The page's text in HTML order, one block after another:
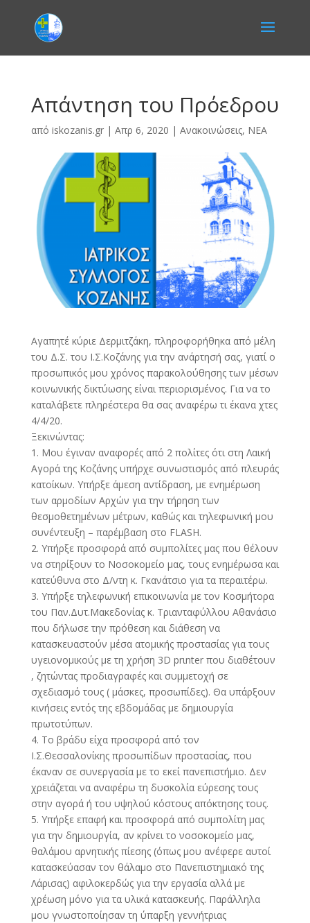
Απάντηση του Πρόεδρου
από iskozanis.gr| Απρ 6, 2020 | Ανακοινώσεις, ΝΕΑ
Αγαπητέ κύριε Δερμιτζάκη, πληροφορήθηκα από μέλη
του Δ.Σ. του Ι.Σ.Κοζάνης για την ανάρτησή σας, γιατί ο
προσωπικός μου χρόνος παρακολούθησης των μέσων
κοινωνικής δικτύωσης είναι περιορισμένος. Για να το
καταλάβετε πληρέστερα θα σας αναφέρω τι έκανα χτες
4/4/20.
Ξεκινώντας:
1. Μου έγιναν αναφορές από 2 πολίτες ότι στη Λαική
Αγορά της Κοζάνης υπήρχε συνωστισμός από πλευράς
κατοίκων. Υπήρξε άμεση αντίδραση, με ενημέρωση
των αρμοδίων Αρχών για την τήρηση των
θεσμοθετημένων μέτρων, καθώς και τηλεφωνική μου
συνέντευξη – παρέμβαση στο FLASH.
2. Υπήρξε προσφορά από συμπολίτες μας που θέλουν
να στηρίξουν το Νοσοκομείο μας, τους ενημέρωσα και
κατεύθυνα στο Δ/ντη κ. Γκανάτσιο για τα περαιτέρω.
3. Υπήρξε τηλεφωνική επικοινωνία με τον Κοσμήτορα
του Παν.Δυτ.Μακεδονίας κ. Τριανταφύλλου Αθανάσιο
που δήλωσε την πρόθεση και διάθεση να
κατασκευαστούν μέσα ατομικής προστασίας για τους
υγειονομικούς με τη χρήση 3D prιnter που διαθέτουν
, ζητώντας προδιαγραφές και συμμετοχή σε
σχεδιασμό τους ( μάσκες, προσωπίδες). Θα υπάρξουν
κινήσεις εντός της εβδομάδας με δημιουργία
πρωτοτύπων.
4. Το βράδυ είχα προσφορά από τον
Ι.Σ.Θεσσαλονίκης προσωπίδων προστασίας, που
έκαναν σε συνεργασία με το εκεί πανεπιστήμιο. Δεν
χρειάζεται να αναφέρω τη δυσκολία εύρεσης τους
στην αγορά ή του υψηλού κόστους απόκτησης τους.
5. Υπήρξε επαφή και προσφορά από συμπολίτη μας
για την δημιουργία, αν κρίνει το νοσοκομείο μας,
θαλάμου αρνητικής πίεσης (όπως μου ανέφερε αυτοί
κατασκεύασαν τον θάλαμο στο Πανεπιστημιακό της
Λάρισας) αφιλοκερδώς για την εργασία αλλά με
χρέωση μόνο για τα υλικά κατασκευής. Παράλληλα
μου γνωστοποίησαν τη ύπαρξη γεννήτριας